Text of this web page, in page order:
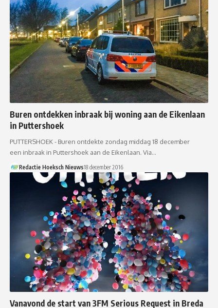
Buren ontdekken inbraak bij woning aan de Eikenlaan
in Puttershoek
PUTTERSHOEK - Buren ontdekte zondag middag 18 december
een inbraak in Puttershoek aan de Eikenlaan. Via…
Redactie Hoeksch Nieuws18 december 2016
Vanavond de start van 3FM Serious Request in Breda